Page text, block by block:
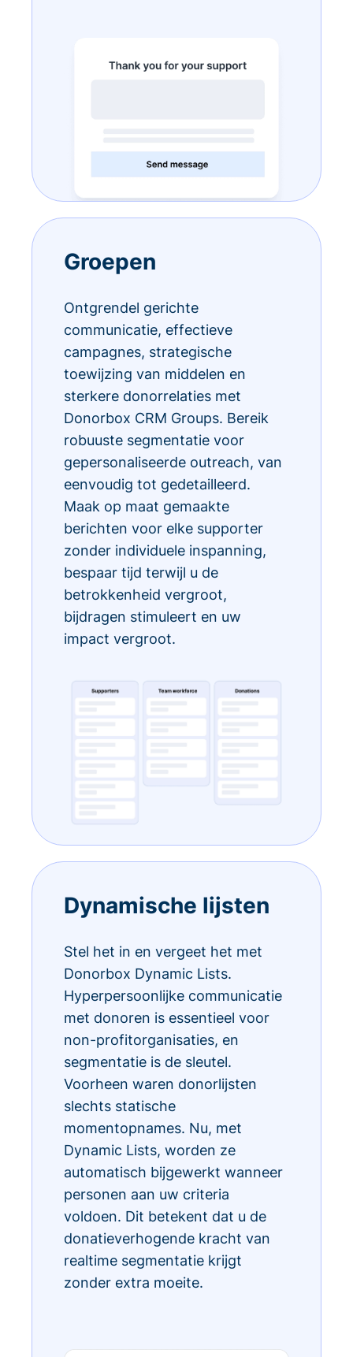
Groepen
Ontgrendel gerichte
communicatie, effectieve
campagnes, strategische
toewijzing van middelen en
sterkere donorrelaties met
Donorbox CRM Groups. Bereik
robuuste segmentatie voor
gepersonaliseerde outreach, van
eenvoudig tot gedetailleerd.
Maak op maat gemaakte
berichten voor elke supporter
zonder individuele inspanning,
bespaar tijd terwijl u de
betrokkenheid vergroot,
bijdragen stimuleert en uw
impact vergroot.
Dynamische lijsten
Stel het in en vergeet het met
Donorbox Dynamic Lists.
Hyperpersoonlijke communicatie
met donoren is essentieel voor
non-profitorganisaties, en
segmentatie is de sleutel.
Voorheen waren donorlijsten
slechts statische
momentopnames. Nu, met
Dynamic Lists, worden ze
automatisch bijgewerkt wanneer
personen aan uw criteria
voldoen. Dit betekent dat u de
donatieverhogende kracht van
realtime segmentatie krijgt
zonder extra moeite.